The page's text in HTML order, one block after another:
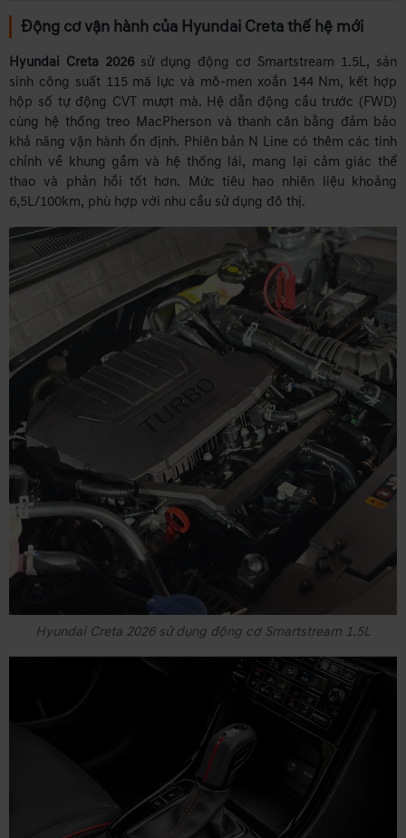
Động cơ vận hành của Hyundai Creta thế hệ mới
Hyundai Creta 2026 sử dụng động cơ Smartstream 1.5L, sản
sinh công suất 115 mã lực và mô-men xoắn 144 Nm, kết hợp
hộp số tự động CVT mượt mà. Hệ dẫn động cầu trước (FWD)
cùng hệ thống treo MacPherson và thanh cân bằng đảm bảo
khả năng vận hành ổn định. Phiên bản N Line có thêm các tinh
chỉnh về khung gầm và hệ thống lái, mang lại cảm giác thể
thao và phản hồi tốt hơn. Mức tiêu hao nhiên liệu khoảng
6,5L/100km, phù hợp với nhu cầu sử dụng đô thị.
Hyundai Creta 2026 sử dụng động cơ Smartstream 1.5L